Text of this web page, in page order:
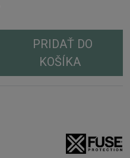
PRIDAŤ DO
KOŠÍKA